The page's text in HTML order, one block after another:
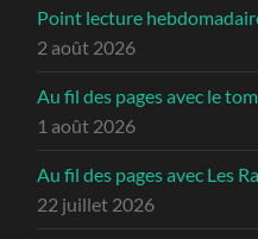
Point lecture
2 août 2026
Au fil des pages avec le
1 août 2026
Au fil des pages avec Les
22 juillet 2026